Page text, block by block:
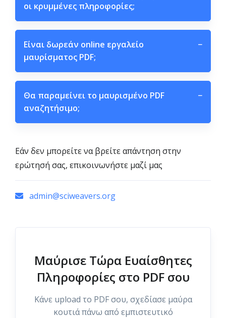
οι κρυμμένες πληροφορίες;
Είναι δωρεάν online εργαλείο
μαυρίσματος PDF;
−
Θα παραμείνει το μαυρισμένο PDF
αναζητήσιμο;
−
Εάν δεν μπορείτε να βρείτε απάντηση στην
ερώτησή σας, επικοινωνήστε μαζί μας
admin@sciweavers.org
Μαύρισε Τώρα Ευαίσθητες
Πληροφορίες στο PDF σου
Κάνε upload το PDF σου, σχεδίασε μαύρα
κουτιά πάνω από εμπιστευτικό